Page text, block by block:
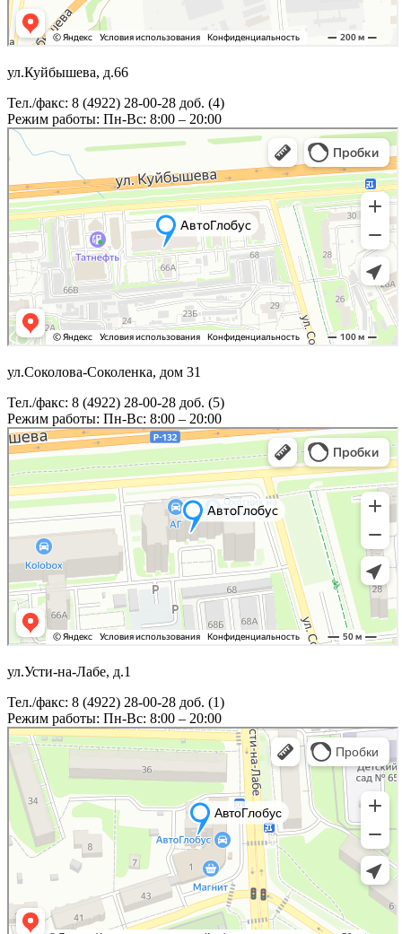
ул.Куйбышева, д.66
Тел./факс: 8 (4922) 28-00-28 доб. (4)
Режим работы: Пн-Вс: 8:00 – 20:00
ул.Соколова-Соколенка, дом 31
Тел./факс: 8 (4922) 28-00-28 доб. (5)
Режим работы: Пн-Вс: 8:00 – 20:00
ул.Усти-на-Лабе, д.1
Тел./факс: 8 (4922) 28-00-28 доб. (1)
Режим работы: Пн-Вс: 8:00 – 20:00